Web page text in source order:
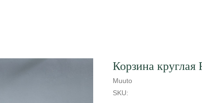
Корзина круглая
Muuto
SKU: